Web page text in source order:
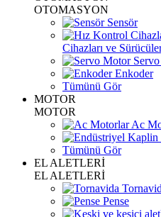
OTOMASYON
Sensör
Cihazları ve
Enkoder
Tümünü Gör
MOTOR
MOTOR
Ac
Tümünü Gör
EL ALETLERİ
EL ALETLERİ
Pense